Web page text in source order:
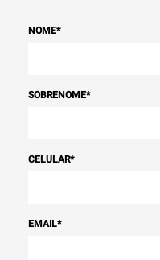
NOME*
SOBRENOME*
CELULAR*
EMAIL*